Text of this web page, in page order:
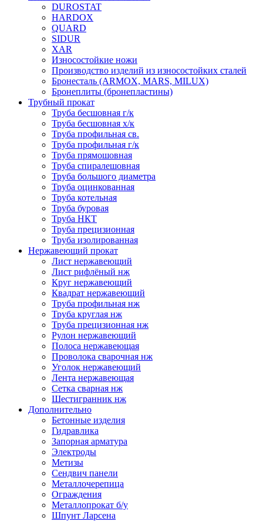
DUROSTAT
HARDOX
QUARD
SIDUR
XAR
Износостойкие ножи
Производство изделий из износостойких сталей
Бронесталь (ARMOX, MARS, MILUX)
Бронеплиты (бронепластины)
Трубный прокат
Труба бесшовная г/к
Труба бесшовная х/к
Труба профильная св.
Труба профильная г/к
Труба прямошовная
Труба спиралешовная
Труба большого диаметра
Труба оцинкованная
Труба котельная
Труба буровая
Труба НКТ
Труба прецизионная
Труба изолированная
Нержавеющий прокат
Лист нержавеющий
Лист рифлёный нж
Круг нержавеющий
Квадрат нержавеющий
Труба профильная нж
Труба круглая нж
Труба прецизионная нж
Рулон нержавеющий
Полоса нержавеющая
Проволока сварочная нж
Уголок нержавеющий
Лента нержавеющая
Сетка сварная нж
Шестигранник нж
Дополнительно
Бетонные изделия
Гидравлика
Запорная арматура
Электроды
Метизы
Сендвич панели
Металлочерепица
Ограждения
Металлопрокат б/у
Шпунт Ларсена